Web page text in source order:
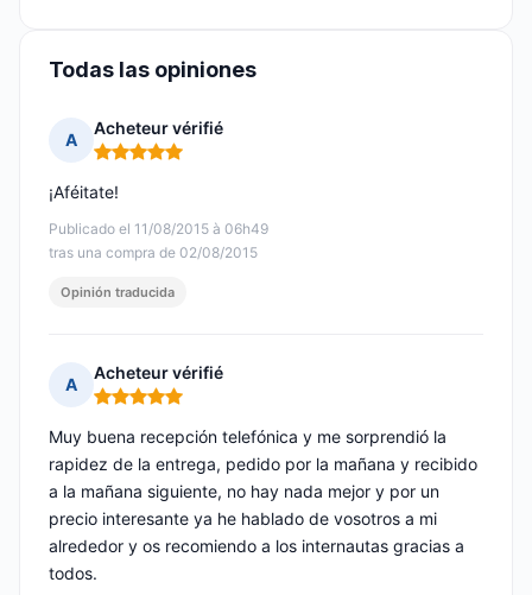
Todas las opiniones
A
Acheteur vérifié
Nota: 5 de 5
Publicado el 11/08/2015 à 06h49
tras una compra de 02/08/2015
¡Aféitate!
Opinión traducida
A
Acheteur vérifié
Nota: 5 de 5
Muy buena recepción telefónica y me sorprendió la
rapidez de la entrega, pedido por la mañana y recibido
a la mañana siguiente, no hay nada mejor y por un
precio interesante ya he hablado de vosotros a mi
alrededor y os recomiendo a los internautas gracias a
todos.